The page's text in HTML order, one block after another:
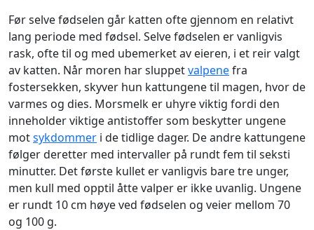
Før selve fødselen går katten ofte gjennom en relativt
lang periode med fødsel. Selve fødselen er vanligvis
rask, ofte til og med ubemerket av eieren, i et reir valgt
av katten. Når moren har sluppetvalpenefra
fostersekken, skyver hun kattungene til magen, hvor de
varmes og dies. Morsmelk er uhyre viktig fordi den
inneholder viktige antistoffer som beskytter ungene
motsykdommer i de tidlige dager. De andre kattungene
følger deretter med intervaller på rundt fem til seksti
minutter. Det første kullet er vanligvis bare tre unger,
men kull med opptil åtte valper er ikke uvanlig. Ungene
er rundt 10 cm høye ved fødselen og veier mellom 70
og 100 g.